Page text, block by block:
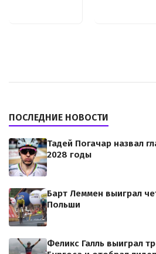
ПОСЛЕДНИЕ НОВОСТИ
Тадей Погачар назвал
2028 годы
Барт Леммен выиграл
Польши
Феликс Галль выиграл